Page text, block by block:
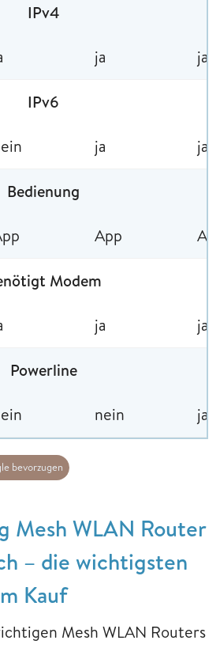
IPv4
ja ja
IPv6
ja ja
Bedienung
App
Modem
ja ja
Powerline
nein ja
bevorzugen
Mesh WLAN Router
– die wichtigsten
Kauf
Mesh WLAN Routers